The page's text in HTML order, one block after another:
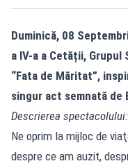
Duminică, 08
a IV-a a Cetății,
“Fata de Măritat”,
singur act semnată de
Descrierea spectacolului:
Ne oprim la mijloc de
despre ce am auzit,